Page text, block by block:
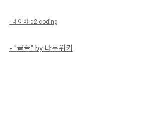
- 네이버 d2 coding
- "글꼴" by 나무위키